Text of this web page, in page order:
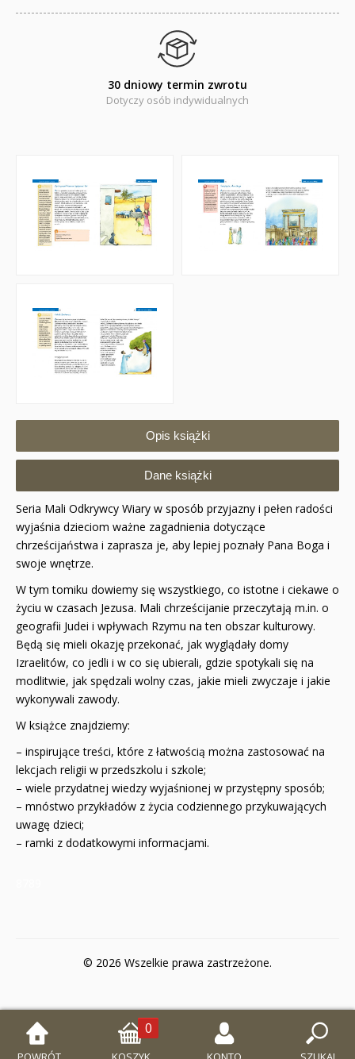
30 dniowy termin zwrotu
Dotyczy osób indywidualnych
Opis książki
Dane książki
Seria Mali Odkrywcy Wiary w sposób przyjazny i pełen radości
wyjaśnia dzieciom ważne zagadnienia dotyczące
chrześcijaństwa i zaprasza je, aby lepiej poznały Pana Boga i
swoje wnętrze.
W tym tomiku dowiemy się wszystkiego, co istotne i ciekawe o
życiu w czasach Jezusa. Mali chrześcijanie przeczytają m.in. o
geografii Judei i wpływach Rzymu na ten obszar kulturowy.
Będą się mieli okazję przekonać, jak wyglądały domy
Izraelitów, co jedli i w co się ubierali, gdzie spotykali się na
modlitwie, jak spędzali wolny czas, jakie mieli zwyczaje i jakie
wykonywali zawody.
W książce znajdziemy:
– inspirujące treści, które z łatwością można zastosować na
lekcjach religii w przedszkolu i szkole;
– wiele przydatnej wiedzy wyjaśnionej w przystępny sposób;
– mnóstwo przykładów z życia codziennego przykuwających
uwagę dzieci;
– ramki z dodatkowymi informacjami.
© 2026 Wszelkie prawa zastrzeżone.
0